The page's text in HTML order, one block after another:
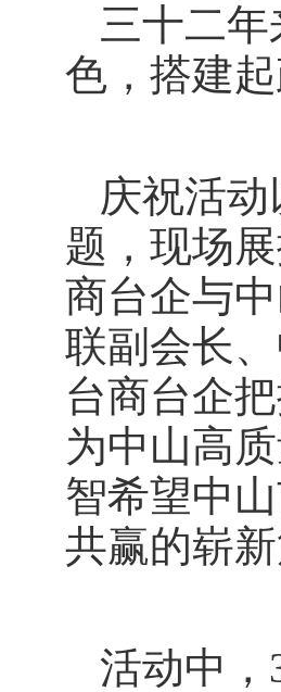
三十二
色，搭建
庆祝活
题，现场
商台企与
联副会长
台商台企
为中山高
智希望中
共赢的崭新
活动中，